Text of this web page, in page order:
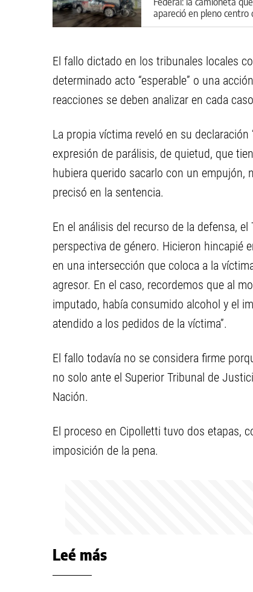
apareció en pleno centro
Cipolletti
El fallo dictado en los tribunales locales
determinado acto “esperable” o una
reacciones se deben analizar en cada
La propia víctima reveló en su
expresión de parálisis, de quietud, que
hubiera querido sacarlo con un empujón,
precisó en la sentencia.
En el análisis del recurso de la defensa,
perspectiva de género. Hicieron hincapié
en una intersección que coloca a la
agresor. En el caso, recordemos que al
imputado, había consumido alcohol y el
atendido a los pedidos de la víctima”.
El fallo todavía no se considera firme
no solo ante el Superior Tribunal de
Nación.
El proceso en Cipolletti tuvo dos etapas,
imposición de la pena.
Leé más